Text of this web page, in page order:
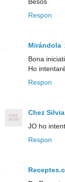
Besos
Respon
Mirándola
Bona
Ho
Respon
Chez Silvia
JO ho
Respon